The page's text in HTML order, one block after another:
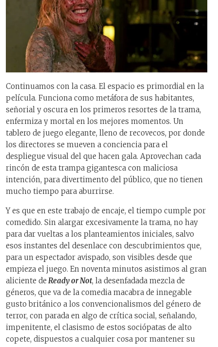
Continuamos con la casa. El espacio es primordial en la
película. Funciona como metáfora de sus habitantes,
señorial y oscura en los primeros resortes de la trama,
enfermiza y mortal en los mejores momentos. Un
tablero de juego elegante, lleno de recovecos, por donde
los directores se mueven a conciencia para el
despliegue visual del que hacen gala. Aprovechan cada
rincón de esta trampa gigantesca con maliciosa
intención, para divertimento del público, que no tienen
mucho tiempo para aburrirse.
Y es que en este trabajo de encaje, el tiempo cumple por
comedido. Sin alargar excesivamente la trama, no hay
para dar vueltas a los planteamientos iniciales, salvo
esos instantes del desenlace con descubrimientos que,
para un espectador avispado, son visibles desde que
empieza el juego. En noventa minutos asistimos al gran
aliciente de Ready or Not, la desenfadada mezcla de
géneros, que va de la comedia macabra de innegable
gusto británico a los convencionalismos del género de
terror, con parada en algo de crítica social, señalando,
impenitente, el clasismo de estos sociópatas de alto
copete, dispuestos a cualquier cosa por mantener su